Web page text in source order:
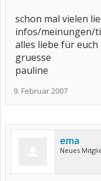
schon mal vielen
infos/meinungen/
alles liebe für euch
gruesse
pauline
9. Februar 2007
ema
Neues